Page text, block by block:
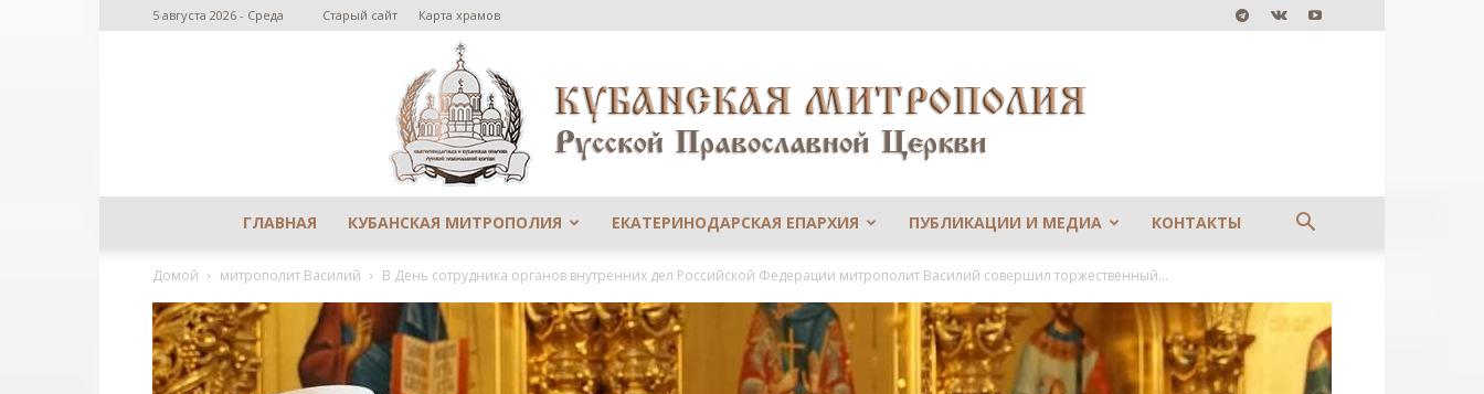
5 августа 2026 - Среда Старый сайт Карта храмов
Сайт
ГЛАВНАЯ КУБАНСКАЯ МИТРОПОЛИЯ ЕКАТЕРИНОДАРСКАЯ ЕПАРХИЯ ПУБЛИКАЦИИ И МЕДИА КОНТАКТЫ
Домой митрополит Василий В День сотрудника органов внутренних дел Российской Федерации митрополит Василий совершил торжественный...